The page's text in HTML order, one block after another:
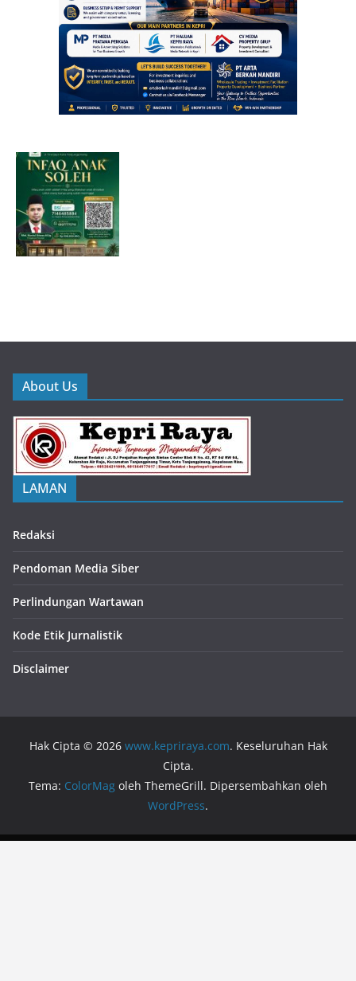
About Us
LAMAN
Redaksi
Pendoman Media Siber
Perlindungan Wartawan
Kode Etik Jurnalistik
Disclaimer
Hak Cipta © 2026 www.kepriraya.com. Keseluruhan Hak
Cipta.
Tema: ColorMag oleh ThemeGrill. Dipersembahkan oleh
WordPress.